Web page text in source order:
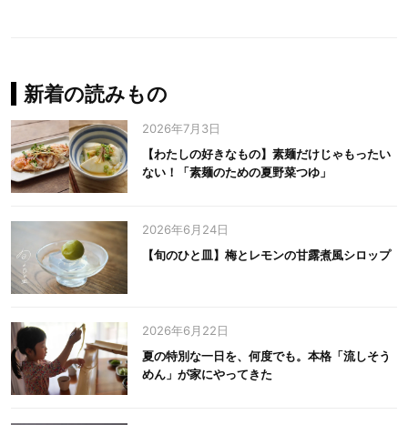
新着の読みもの
2026年7月3日
【わたしの好きなもの】素麺だけじゃもったい
ない！「素麺のための夏野菜つゆ」
2026年6月24日
【旬のひと皿】梅とレモンの甘露煮風シロップ
2026年6月22日
夏の特別な一日を、何度でも。本格「流しそう
めん」が家にやってきた